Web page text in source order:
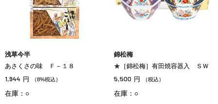
浅草今半
あさくさの味 Ｆ－１８
1,944 円 （8%税込）
在庫：○
錦松梅
★［錦松梅］有田焼容器入 ＳＷ
5,500 円 （税込）
在庫：○